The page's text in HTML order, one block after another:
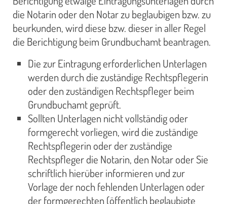
die Notarin oder den Notar zu beglaubigen bzw. zu
beurkunden, wird diese bzw. dieser in aller Regel
die Berichtigung beim Grundbuchamt beantragen.
Die zur Eintragung erforderlichen Unterlagen
werden durch die zuständige Rechtspflegerin
oder den zuständigen Rechtspfleger beim
Grundbuchamt geprüft.
Sollten Unterlagen nicht vollständig oder
formgerecht vorliegen, wird die zuständige
Rechtspflegerin oder der zuständige
Rechtspfleger die Notarin, den Notar oder Sie
schriftlich hierüber informieren und zur
Vorlage der noch fehlenden Unterlagen oder
der formgerechten (öffentlich beglaubigte